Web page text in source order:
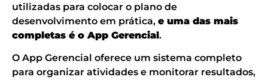
utilizadas para colocar o plano de
desenvolvimento em prática, e uma das mais
completas é o App Gerencial.
O App Gerencial oferece um sistema completo
para organizar atividades e monitorar resultados,